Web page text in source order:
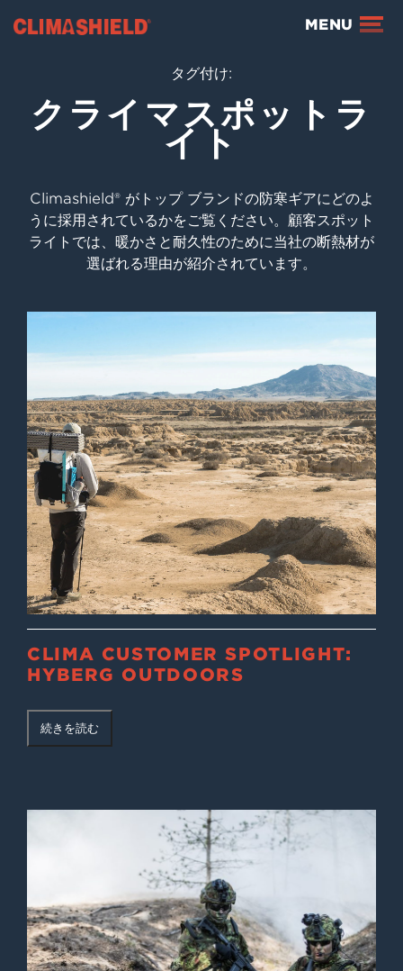
Climashield® MENU
タグ付け:
クライマスポットラ
イト
Climashield® がトップ ブランドの防寒ギアにどのよ
うに採用されているかをご覧ください。顧客スポット
ライトでは、暖かさと耐久性のために当社の断熱材が
選ばれる理由が紹介されています。
CLIMA CUSTOMER SPOTLIGHT:
HYBERG OUTDOORS
続きを読む